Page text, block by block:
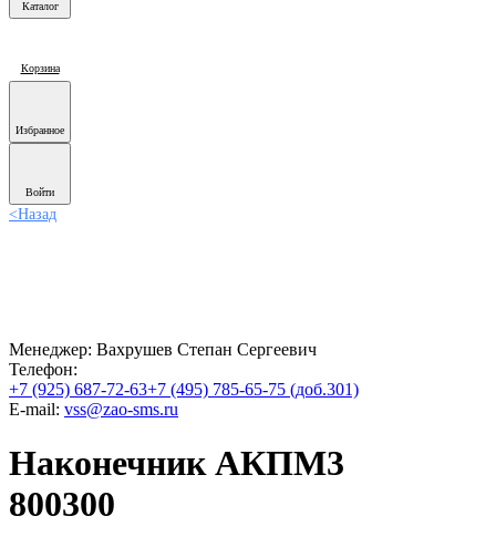
Каталог
Корзина
Избранное
Войти
<Назад
Менеджер: Вахрушев Степан Сергеевич
Телефон:
+7 (925) 687-72-63+7 (495) 785-65-75 (доб.301)
E-mail: vss@zao-sms.ru
Наконечник АКПМ3
800300